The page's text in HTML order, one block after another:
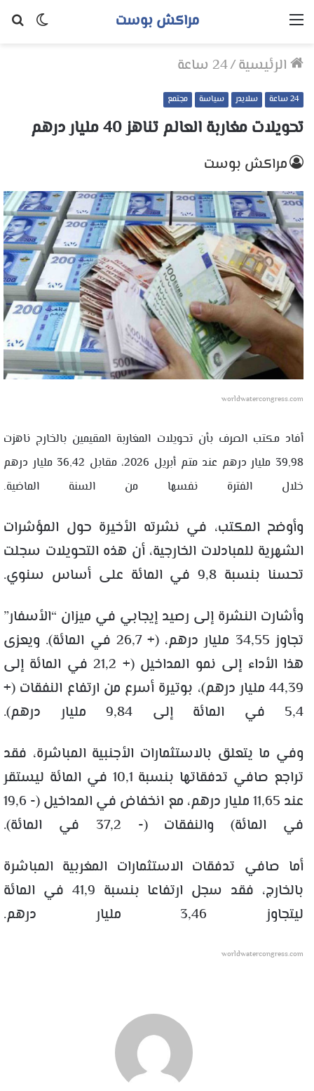
الوضع
مراكش بوست القائمة
الرئيسية/24 ساعة
24 ساعة سلايدر سياسة مجتمع
تحويلات مغاربة العالم تناهز 40 مليار درهم
مراكش بوست
worldwatercongress.com
أفاد مكتب الصرف بأن تحويلات المغاربة المقيمين بالخارج ناهزت
39,98 مليار درهم عند متم أبريل 2026، مقابل 36,42 مليار درهم
خلال الفترة نفسها من السنة الماضية.
وأوضح المكتب، في نشرته الأخيرة حول المؤشرات
الشهرية للمبادلات الخارجية، أن هذه التحويلات سجلت
تحسنا بنسبة 9,8 في المائة على أساس سنوي.
وأشارت النشرة إلى رصيد إيجابي في ميزان “الأسفار”
تجاوز 34,55 مليار درهم، (+ 26,7 في المائة). ويعزى
هذا الأداء إلى نمو المداخيل (+ 21,2 في المائة إلى
44,39 مليار درهم)، بوتيرة أسرع من ارتفاع النفقات (+
5,4 في المائة إلى 9,84 مليار درهم).
وفي ما يتعلق بالاستثمارات الأجنبية المباشرة، فقد
تراجع صافي تدفقاتها بنسبة 10,1 في المائة ليستقر
عند 11,65 مليار درهم، مع انخفاض في المداخيل (- 19,6
في المائة) والنفقات (- 37,2 في المائة).
أما صافي تدفقات الاستثمارات المغربية المباشرة
بالخارج، فقد سجل ارتفاعا بنسبة 41,9 في المائة
ليتجاوز 3,46 مليار درهم.
worldwatercongress.com